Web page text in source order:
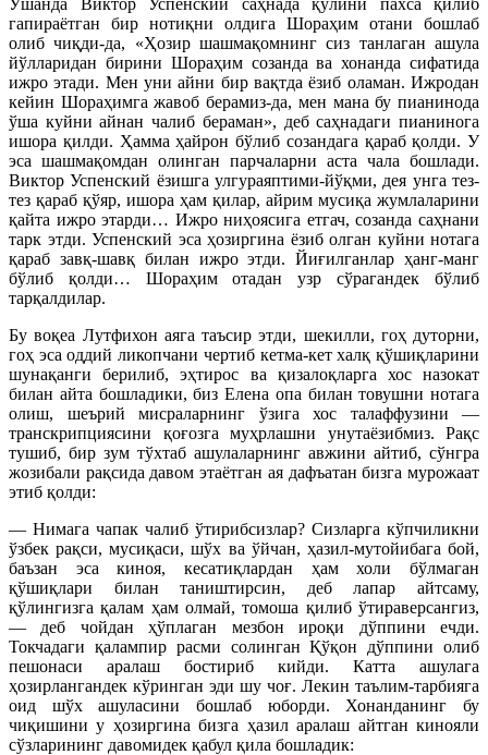
Ўшанда Виктор Успенский саҳнада қўлини пахса қилиб
гапираётган бир нотиқни олдига Шораҳим отани бошлаб
олиб чиқди-да, «Ҳозир шашмақомнинг сиз танлаган ашула
йўлларидан бирини Шораҳим созанда ва хонанда сифатида
ижро этади. Мен уни айни бир вақтда ёзиб оламан. Ижродан
кейин Шораҳимга жавоб берамиз-да, мен мана бу пианинода
ўша куйни айнан чалиб бераман», деб саҳнадаги пианинога
ишора қилди. Ҳамма ҳайрон бўлиб созандага қараб қолди. У
эса шашмақомдан олинган парчаларни аста чала бошлади.
Виктор Успенский ёзишга улгураяптими-йўқми, дея унга тез-
тез қараб қўяр, ишора ҳам қилар, айрим мусиқа жумлаларини
қайта ижро этарди… Ижро ниҳоясига етгач, созанда саҳнани
тарк этди. Успенский эса ҳозиргина ёзиб олган куйни нотага
қараб завқ-шавқ билан ижро этди. Йиғилганлар ҳанг-манг
бўлиб қолди… Шораҳим отадан узр сўрагандек бўлиб
тарқалдилар.
Бу воқеа Лутфихон аяга таъсир этди, шекилли, гоҳ дуторни,
гоҳ эса оддий ликопчани чертиб кетма-кет халқ қўшиқларини
шунақанги берилиб, эҳтирос ва қизалоқларга хос назокат
билан айта бошладики, биз Елена опа билан товушни нотага
олиш, шеърий мисраларнинг ўзига хос талаффузини —
транскрипциясини қоғозга муҳрлашни унутаёзибмиз. Рақс
тушиб, бир зум тўхтаб ашулаларнинг авжини айтиб, сўнгра
жозибали рақсида давом этаётган ая дафъатан бизга мурожаат
этиб қолди:
— Нимага чапак чалиб ўтирибсизлар? Сизларга кўпчиликни
ўзбек рақси, мусиқаси, шўх ва ўйчан, ҳазил-мутойибага бой,
баъзан эса киноя, кесатиқлардан ҳам холи бўлмаган
қўшиқлари билан таништирсин, деб лапар айтсаму,
қўлингизга қалам ҳам олмай, томоша қилиб ўтираверсангиз,
— деб чойдан ҳўплаган мезбон ироқи дўппини ечди.
Токчадаги қалампир расми солинган Қўқон дўппини олиб
пешонаси аралаш бостириб кийди. Катта ашулага
ҳозирлангандек кўринган эди шу чоғ. Лекин таълим-тарбияга
оид шўх ашуласини бошлаб юборди. Хонанданинг бу
чиқишини у ҳозиргина бизга ҳазил аралаш айтган кинояли
сўзларининг давомидек қабул қила бошладик: